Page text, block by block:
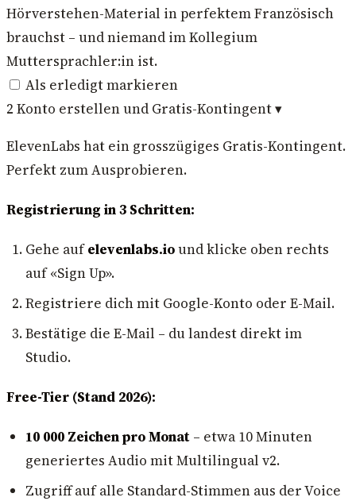
Hörverstehen-Material in perfektem Französisch
brauchst – und niemand im Kollegium
Muttersprachler:in ist.
Als erledigt markieren
2 Konto erstellen und Gratis-Kontingent▾
ElevenLabs hat ein grosszügiges Gratis-Kontingent.
Perfekt zum Ausprobieren.
Registrierung in 3 Schritten:
Gehe aufelevenlabs.iound klicke oben rechts
auf «Sign Up».
Registriere dich mit Google-Konto oder E-Mail.
Bestätige die E-Mail – du landest direkt im
Studio.
Free-Tier (Stand 2026):
10 000 Zeichen pro Monat – etwa 10 Minuten
generiertes Audio mit Multilingual v2.
Zugriff auf alle Standard-Stimmen aus der Voice